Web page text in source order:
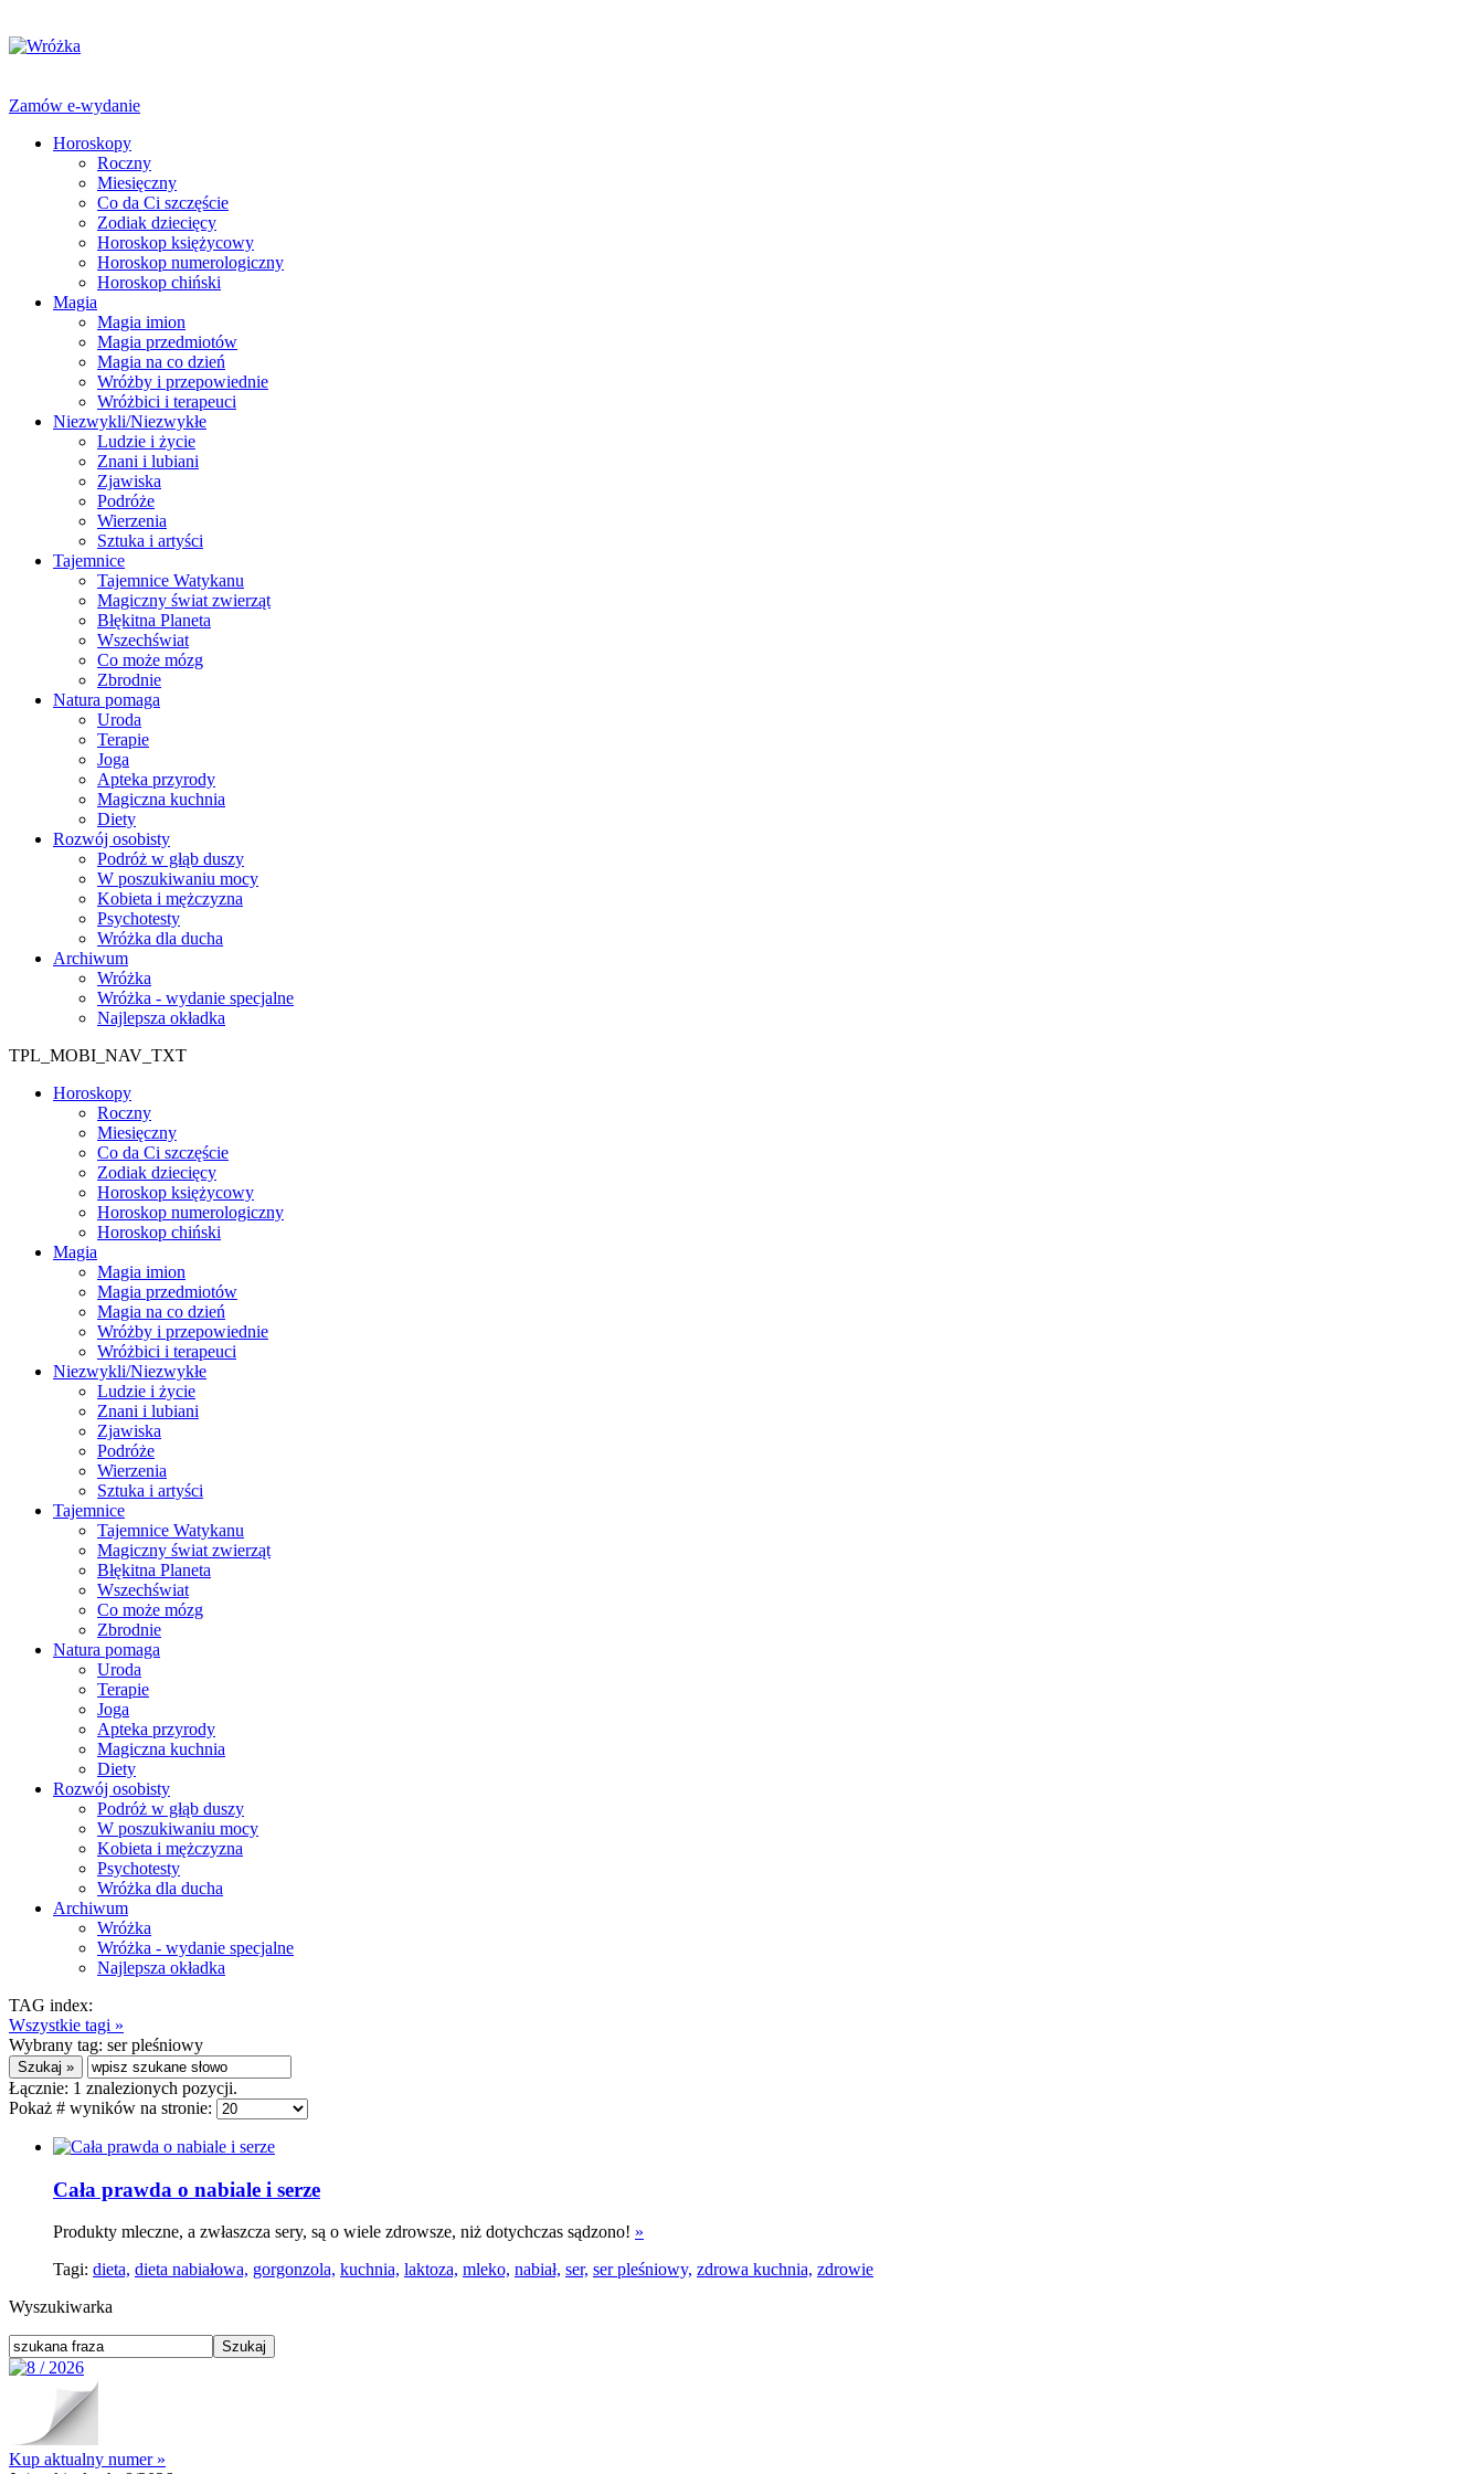
Zamów e-wydanie
Horoskopy
Roczny
Miesięczny
Co da Ci szczęście
Zodiak dziecięcy
Horoskop księżycowy
Horoskop numerologiczny
Horoskop chiński
Magia
Magia imion
Magia przedmiotów
Magia na co dzień
Wróżby i przepowiednie
Wróżbici i terapeuci
Niezwykli/Niezwykłe
Ludzie i życie
Znani i lubiani
Zjawiska
Podróże
Wierzenia
Sztuka i artyści
Tajemnice
Tajemnice Watykanu
Magiczny świat zwierząt
Błękitna Planeta
Wszechświat
Co może mózg
Zbrodnie
Natura pomaga
Uroda
Terapie
Joga
Apteka przyrody
Magiczna kuchnia
Diety
Rozwój osobisty
Podróż w głąb duszy
W poszukiwaniu mocy
Kobieta i mężczyzna
Psychotesty
Wróżka dla ducha
Archiwum
Wróżka
Wróżka - wydanie specjalne
Najlepsza okładka
TPL_MOBI_NAV_TXT
Horoskopy
Roczny
Miesięczny
Co da Ci szczęście
Zodiak dziecięcy
Horoskop księżycowy
Horoskop numerologiczny
Horoskop chiński
Magia
Magia imion
Magia przedmiotów
Magia na co dzień
Wróżby i przepowiednie
Wróżbici i terapeuci
Niezwykli/Niezwykłe
Ludzie i życie
Znani i lubiani
Zjawiska
Podróże
Wierzenia
Sztuka i artyści
Tajemnice
Tajemnice Watykanu
Magiczny świat zwierząt
Błękitna Planeta
Wszechświat
Co może mózg
Zbrodnie
Natura pomaga
Uroda
Terapie
Joga
Apteka przyrody
Magiczna kuchnia
Diety
Rozwój osobisty
Podróż w głąb duszy
W poszukiwaniu mocy
Kobieta i mężczyzna
Psychotesty
Wróżka dla ducha
Archiwum
Wróżka
Wróżka - wydanie specjalne
Najlepsza okładka
TAG index:
Wszystkie tagi »
Wybrany tag: ser pleśniowy
Łącznie: 1 znalezionych pozycji.
Pokaż # wyników na stronie:
Cała prawda o nabiale i serze
Produkty mleczne, a zwłaszcza sery, są o wiele zdrowsze, niż dotychczas sądzono! »
Tagi: dieta, dieta nabiałowa, gorgonzola, kuchnia, laktoza, mleko, nabiał, ser, ser pleśniowy, zdrowa kuchnia, zdrowie
Wyszukiwarka
Kup aktualny numer »